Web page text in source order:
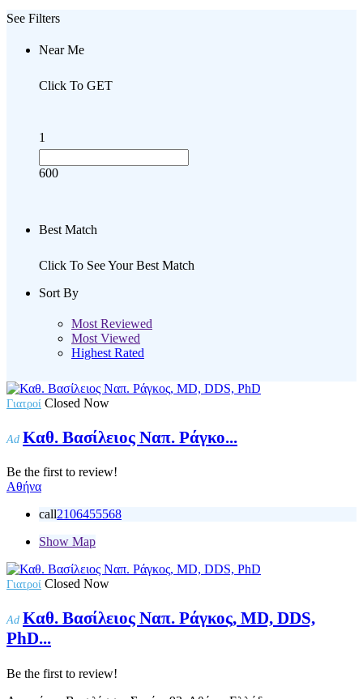
See Filters
Near Me
Click To GET
1
600
Best Match
Click To See Your Best Match
Sort By
Most Reviewed
Most Viewed
Highest Rated
Γιατροί Closed Now
Ad Καθ. Βασίλειος Ναπ. Ράγκο...
Be the first to review!
Αθήνα
call2106455568
Show Map
Γιατροί Closed Now
Ad Καθ. Βασίλειος Ναπ. Ράγκος, MD, DDS,
PhD...
Be the first to review!